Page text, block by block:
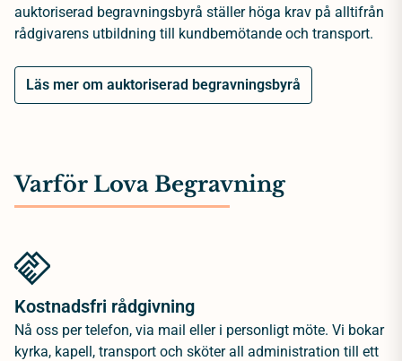
auktoriserad begravningsbyrå ställer höga krav på alltifrån
rådgivarens utbildning till kundbemötande och transport.
Läs mer om auktoriserad begravningsbyrå
Varför Lova Begravning
Kostnadsfri rådgivning
Nå oss per telefon, via mail eller i personligt möte. Vi bokar
kyrka, kapell, transport och sköter all administration till ett